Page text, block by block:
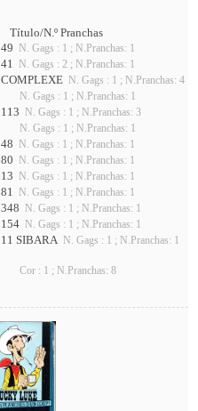
Título/N.º Pranchas
49 N. Gags : 1 ; N.Pranchas: 1
41 N. Gags : 2 ; N.Pranchas: 1
COMPLEXE N. Gags : 1 ; N.Pranchas: 4
N. Gags : 1 ; N.Pranchas: 1
113 N. Gags : 1 ; N.Pranchas: 3
N. Gags : 1 ; N.Pranchas: 1
48 N. Gags : 1 ; N.Pranchas: 1
80 N. Gags : 1 ; N.Pranchas: 1
13 N. Gags : 1 ; N.Pranchas: 1
81 N. Gags : 1 ; N.Pranchas: 1
348 N. Gags : 1 ; N.Pranchas: 1
154 N. Gags : 1 ; N.Pranchas: 1
11 SIBARA N. Gags : 1 ; N.Pranchas: 1
Cor : 1 ; N.Pranchas: 8